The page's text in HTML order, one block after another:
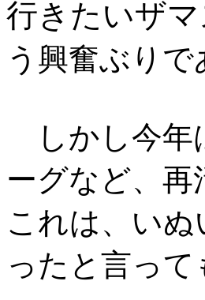
行きたいザ
う興奮ぶりで
しかし今年
ーグなど、
これは、い
ったと言っ